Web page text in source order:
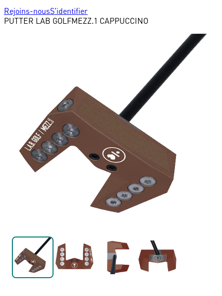
Rejoins-nousS'identifier
PUTTER LAB GOLFMEZZ.1 CAPPUCCINO